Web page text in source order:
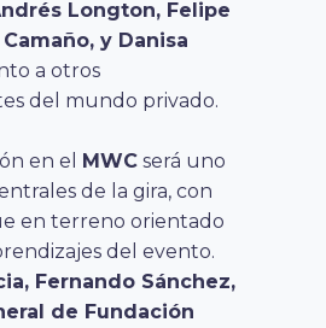
Longton, Felipe
y Danisa
a otros
del mundo privado.
en el MWC será uno
de la gira, con
en terreno orientado
del evento.
Fernando Sánchez,
de Fundación